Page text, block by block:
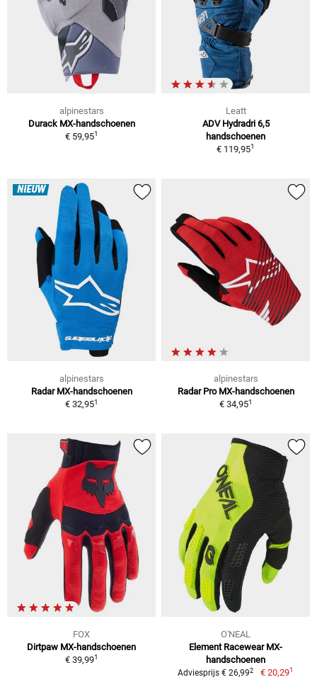
alpinestars
Durack MX-handschoenen
€ 59,951
Leatt
ADV Hydradri 6,5
handschoenen
€ 119,951
NIEUW
alpinestars
Radar MX-handschoenen
€ 32,951
alpinestars
Radar Pro MX-handschoenen
€ 34,951
FOX
Dirtpaw MX-handschoenen
€ 39,991
O'NEAL
Element Racewear MX-
handschoenen
Adviesprijs € 26,992 € 20,291